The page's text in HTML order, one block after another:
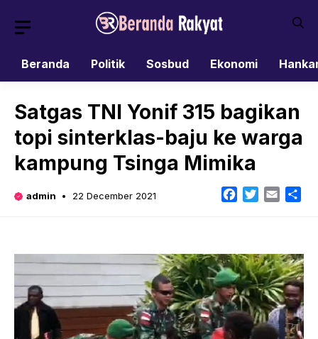
Beranda
Politik Sosbud Ekonomi
Satgas TNI Yonif 315 bagikan
topi sinterklas-baju ke warga
kampung Tsinga Mimika
admin 22 December 2021 Facebook
TwitterEmail